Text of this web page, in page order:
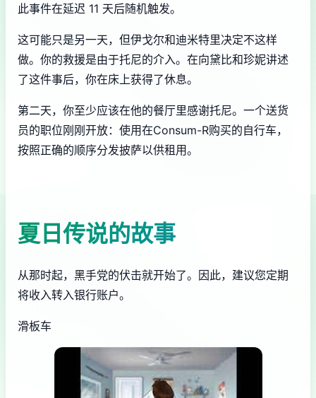
此事件在延迟 11 天后随机触发。
这可能只是另一天，但伊戈尔和迪米特里决定不这样
做。你的救援是由于托尼的介入。在向黛比和珍妮讲述
了这件事后，你在床上获得了休息。
第二天，你至少应该在他的餐厅里感谢托尼。一个送货
员的职位刚刚开放：使用在Consum-R购买的自行车，
按照正确的顺序分发披萨以供租用。
夏日传说的故事
从那时起，黑手党的伏击就开始了。因此，建议您定期
将收入转入银行账户。
滑板车